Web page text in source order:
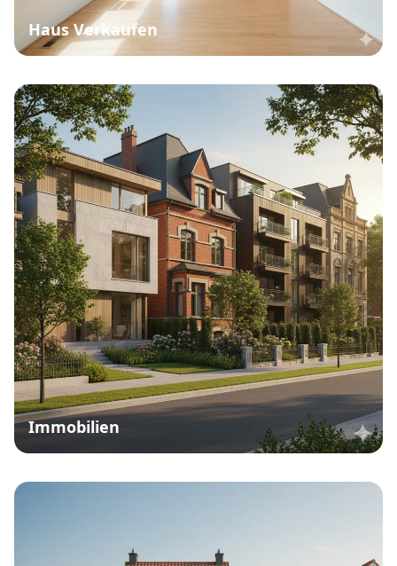
Haus Verkaufen
Immobilien